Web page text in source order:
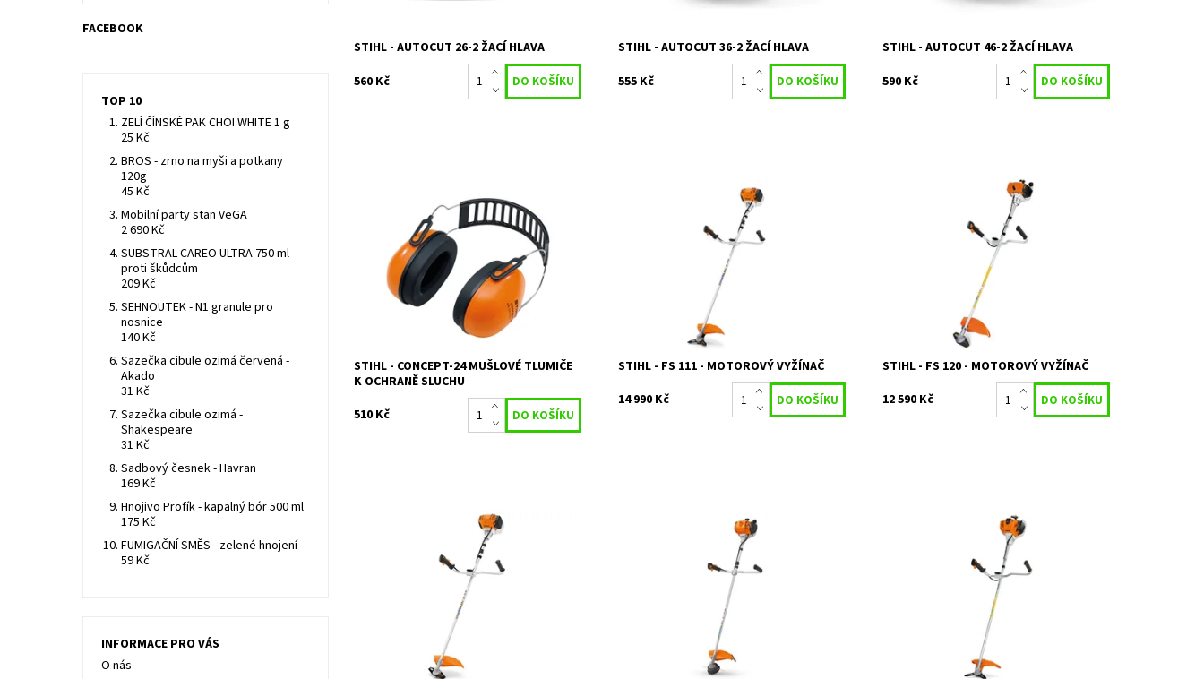
STIHL - AUTOCUT 26-2 ŽACÍ HLAVA
560 Kč
STIHL - AUTOCUT 36-2 ŽACÍ HLAVA
555 Kč
STIHL - AUTOCUT 46-2 ŽACÍ HLAVA
590 Kč
Pohodlný hlavový pásek. Nastavitelný,
prodyšný, stabilní kovový hlavový pásek a
měkký polštářek. Odpovídá SNR 24, EN
352. Hmotnost 207,5 g.
Dostupnost:
Skladem 2 ks
27223
STIHL
STIHL - CONCEPT-24 MUŠLOVÉ TLUMIČE
K OCHRANĚ SLUCHU
510 Kč
Pro údržbu ploch střední výměry. Pevný
hnací hřídel, snadný start, beznářaďově
nastavitelná řídítková rukojeť,
multifunkční rukojeť s tlačítkem...
Skladem 1 ks
23208
STIHL
2 roky
STIHL - FS 111 - MOTOROVÝ VYŽÍNAČ
14 990 Kč
Pro práci na větších plochách a na
obtížnějších porostech, k odstranění
plevelů, k výřezu náletových dřevin, k
efektivní likvidaci nežádoucích...
Skladem 3 ks
23211
STIHL
2 roky
STIHL - FS 120 - MOTOROVÝ VYŽÍNAČ
12 590 Kč
Obzvláště výkonný vyžínač k vyžínání
tvrdé trávy na větších plochách.
Zjednodušené komfortní startování,
řídítková rukojeť, ovládací rukojeť s...
Na objednávku
23214
STIHL
2 roky
FS 235 je robustní křovinořez za výhodnou
cenu. Motor 2-MIX. Velký žací výkon díky
1,55 kW, snadno vyměnitelný vzduchový
filtr. FS 235 je dodáván v...
Objednáno
23217
STIHL
2 roky
Nástupce velmi oblíbeného modelu FS 240
C-E. U tohoto modelu byl systém
ErgoStartu nahrazen běžným startovacím
ústrojím a rázy při startování nyní...
Objednáno
23220
STIHL
2 roky
FACEBOOK
TOP 10
ZELÍ ČÍNSKÉ PAK CHOI WHITE 1 g
25 Kč
BROS - zrno na myši a potkany
120g
45 Kč
Mobilní party stan VeGA
2 690 Kč
SUBSTRAL CAREO ULTRA 750 ml -
proti škůdcům
209 Kč
SEHNOUTEK - N1 granule pro
nosnice
140 Kč
Sazečka cibule ozimá červená -
Akado
31 Kč
Sazečka cibule ozimá -
Shakespeare
31 Kč
Sadbový česnek - Havran
169 Kč
Hnojivo Profík - kapalný bór 500 ml
175 Kč
FUMIGAČNÍ SMĚS - zelené hnojení
59 Kč
INFORMACE PRO VÁS
O nás